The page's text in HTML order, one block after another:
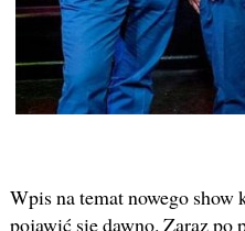
Wpis na temat nowego show
pojawić się dawno. Zaraz po